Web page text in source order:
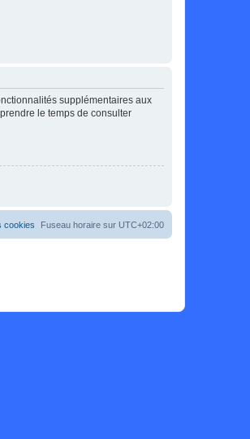
supplémentaires aux
le temps de consulter
Fuseau horaire sur UTC+02:00
cookies